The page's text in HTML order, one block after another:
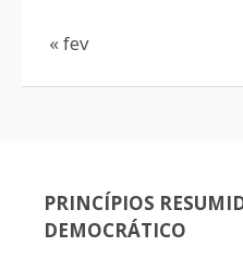
« fev
PRINCÍPIOS
DEMOCRÁTICO